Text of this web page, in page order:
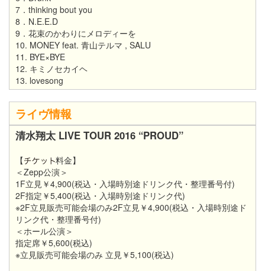
7．thinking bout you
8．N.E.E.D
9．花束のかわりにメロディーを
10. MONEY feat. 青山テルマ , SALU
11. BYE×BYE
12. キミノセカイヘ
13. lovesong
ライヴ情報
清水翔太 LIVE TOUR 2016 “PROUD”
【
料金】
＜Zepp公演＞
1F立見￥4,900(税込・入場時別途ドリンク代・整理番号付)
2F指定￥5,400(税込・入場時別途ドリンク代)
※2F立見販売可能会場のみ2F立見￥4,900(税込・入場時別途ド
リンク代・整理番号付)
＜ホール公演＞
指定席￥5,600(税込)
※立見販売可能会場のみ 立見￥5,100(税込)